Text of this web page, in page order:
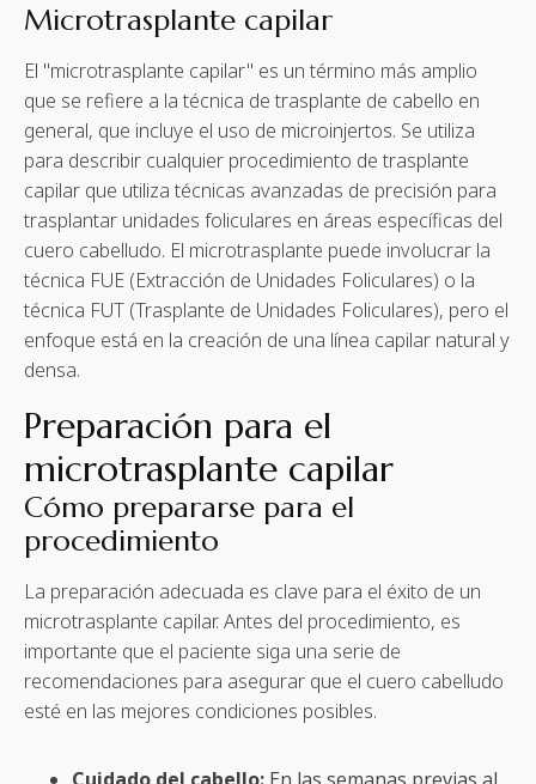
Microtrasplante capilar
El "microtrasplante capilar" es un término más amplio
que se refiere a la técnica de trasplante de cabello en
general, que incluye el uso de microinjertos. Se utiliza
para describir cualquier procedimiento de trasplante
capilar que utiliza técnicas avanzadas de precisión para
trasplantar unidades foliculares en áreas específicas del
cuero cabelludo. El microtrasplante puede involucrar la
técnica FUE (Extracción de Unidades Foliculares) o la
técnica FUT (Trasplante de Unidades Foliculares), pero el
enfoque está en la creación de una línea capilar natural y
densa.
Preparación para el
microtrasplante capilar
Cómo prepararse para el
procedimiento
La preparación adecuada es clave para el éxito de un
microtrasplante capilar. Antes del procedimiento, es
importante que el paciente siga una serie de
recomendaciones para asegurar que el cuero cabelludo
esté en las mejores condiciones posibles.